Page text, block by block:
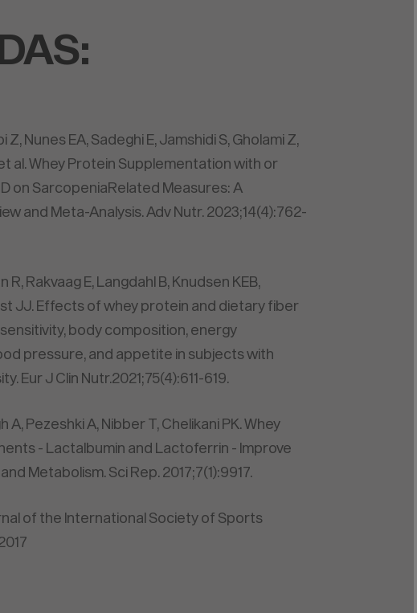
Z, Nunes EA, Sadeghi E, Jamshidi S, Gholami Z,
al. Whey Protein Supplementation with or
on SarcopeniaRelated Measures: A
and Meta-Analysis. Adv Nutr. 2023;14(4):762-
R, Rakvaag E, Langdahl B, Knudsen KEB,
JJ. Effects of whey protein and dietary fiber
body composition, energy
pressure, and appetite in subjects with
Eur J Clin Nutr.2021;75(4):611-619.
A, Pezeshki A, Nibber T, Chelikani PK. Whey
- Lactalbumin and Lactoferrin - Improve
Metabolism. Sci Rep. 2017;7(1):9917.
of the International Society of Sports